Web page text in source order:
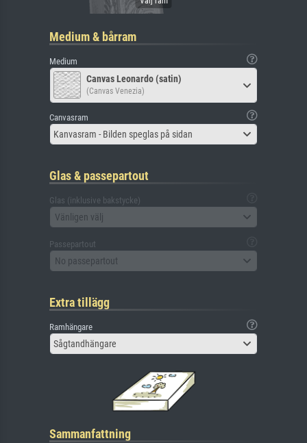
Medium & bårram
Medium
Canvas Leonardo (satin)
(Canvas Venezia)
Canvasram
Kanvasram - Bilden speglas på sidan
Glas & passepartout
Glas (inklusive bakstycke)
Vänligen välj
Passepartout
No passepartout
Extra tillägg
Ramhängare
Sågtandhängare
Sammanfattning